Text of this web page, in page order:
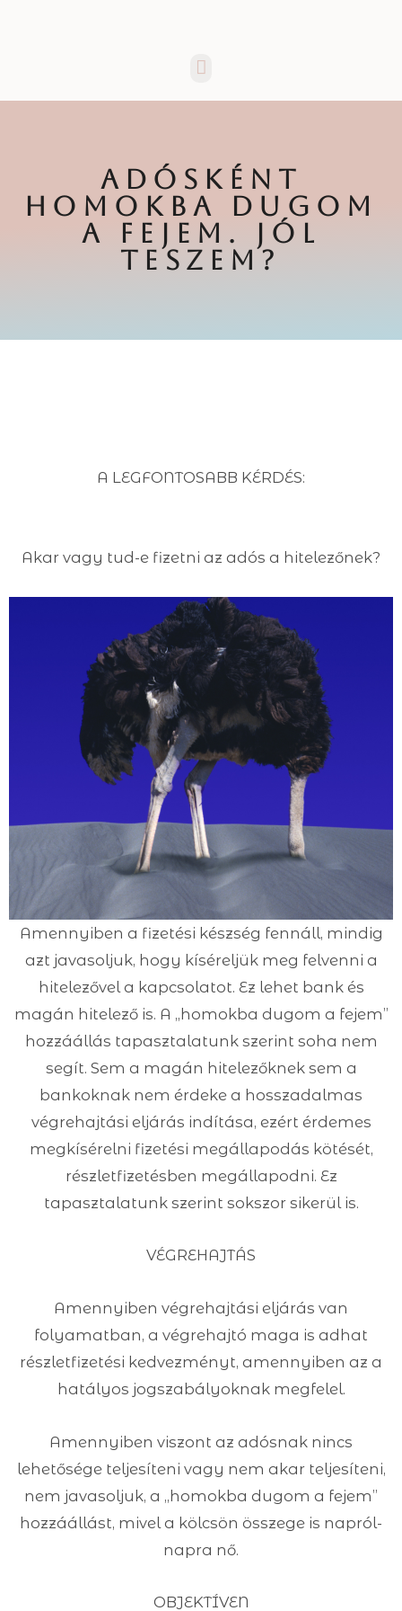
Menü
ADÓSKÉNT
HOMOKBA DUGOM
A FEJEM. JÓL
TESZEM?
A LEGFONTOSABB KÉRDÉS:
Akar vagy tud-e fizetni az adós a hitelezőnek?
Amennyiben a fizetési készség fennáll, mindig
azt javasoljuk, hogy kíséreljük meg felvenni a
hitelezővel a kapcsolatot. Ez lehet bank és
magán hitelező is. A „homokba dugom a fejem”
hozzáállás tapasztalatunk szerint soha nem
segít. Sem a magán hitelezőknek sem a
bankoknak nem érdeke a hosszadalmas
végrehajtási eljárás indítása, ezért érdemes
megkísérelni fizetési megállapodás kötését,
részletfizetésben megállapodni. Ez
tapasztalatunk szerint sokszor sikerül is.
VÉGREHAJTÁS
Amennyiben végrehajtási eljárás van
folyamatban, a végrehajtó maga is adhat
részletfizetési kedvezményt, amennyiben az a
hatályos jogszabályoknak megfelel.
Amennyiben viszont az adósnak nincs
lehetősége teljesíteni vagy nem akar teljesíteni,
nem javasoljuk, a „homokba dugom a fejem”
hozzáállást, mivel a kölcsön összege is napról-
napra nő.
OBJEKTÍVEN